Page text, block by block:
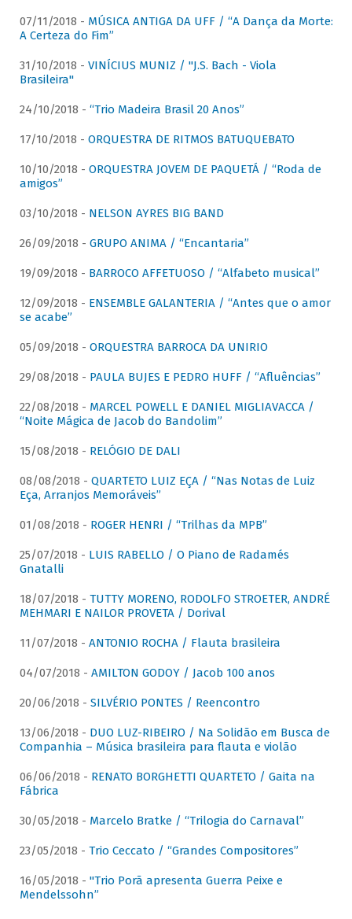
07/11/2018 - MÚSICA ANTIGA DA UFF / “A Dança da Morte:
A Certeza do Fim”
31/10/2018 - VINÍCIUS MUNIZ / "J.S. Bach - Viola
Brasileira"
24/10/2018 - “Trio Madeira Brasil 20 Anos”
17/10/2018 - ORQUESTRA DE RITMOS BATUQUEBATO
10/10/2018 - ORQUESTRA JOVEM DE PAQUETÁ / “Roda de
amigos”
03/10/2018 - NELSON AYRES BIG BAND
26/09/2018 - GRUPO ANIMA / “Encantaria”
19/09/2018 - BARROCO AFFETUOSO / “Alfabeto musical”
12/09/2018 - ENSEMBLE GALANTERIA / “Antes que o amor
se acabe”
05/09/2018 - ORQUESTRA BARROCA DA UNIRIO
29/08/2018 - PAULA BUJES E PEDRO HUFF / “Afluências”
22/08/2018 - MARCEL POWELL E DANIEL MIGLIAVACCA /
“Noite Mágica de Jacob do Bandolim”
15/08/2018 - RELÓGIO DE DALI
08/08/2018 - QUARTETO LUIZ EÇA / “Nas Notas de Luiz
Eça, Arranjos Memoráveis”
01/08/2018 - ROGER HENRI / “Trilhas da MPB”
25/07/2018 - LUIS RABELLO / O Piano de Radamés
Gnatalli
18/07/2018 - TUTTY MORENO, RODOLFO STROETER, ANDRÉ
MEHMARI E NAILOR PROVETA / Dorival
11/07/2018 - ANTONIO ROCHA / Flauta brasileira
04/07/2018 - AMILTON GODOY / Jacob 100 anos
20/06/2018 - SILVÉRIO PONTES / Reencontro
13/06/2018 - DUO LUZ-RIBEIRO / Na Solidão em Busca de
Companhia – Música brasileira para flauta e violão
06/06/2018 - RENATO BORGHETTI QUARTETO / Gaita na
Fábrica
30/05/2018 - Marcelo Bratke / “Trilogia do Carnaval”
23/05/2018 - Trio Ceccato / “Grandes Compositores”
16/05/2018 - "Trio Porã apresenta Guerra Peixe e
Mendelssohn”